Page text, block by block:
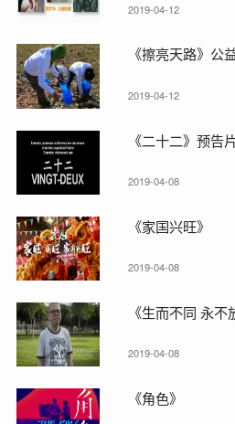
2019-04-12
《擦亮天路》公
2019-04-12
《二十二》预告
2019-04-08
《家国兴旺》
2019-04-08
《生而不同 永不
2019-04-08
《角色》